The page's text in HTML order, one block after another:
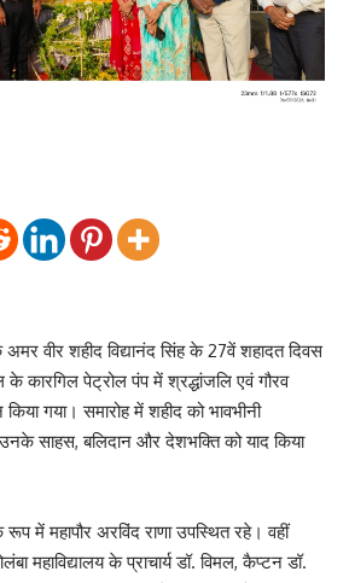
अमर वीर शहीद विद्यानंद सिंह के 27वें शहादत दिवस
पेट्रोल पंप में श्रद्धांजलि एवं गौरव
गया। समारोह में शहीद को भावभीनी
साहस, बलिदान और देशभक्ति को याद किया
में महापौर अरविंद राणा उपस्थित रहे। वहीं
महाविद्यालय के प्राचार्य डॉ. विमल, कैप्टन डॉ.